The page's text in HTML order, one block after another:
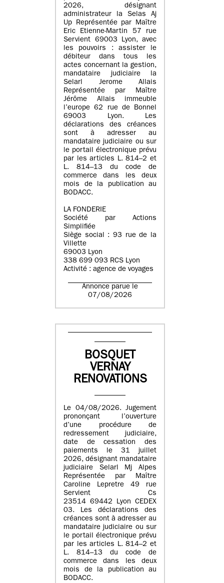
2026, désignant
administrateur la Selas Aj
Up Représentée par Maître
Eric Etienne-Martin 57 rue
Servient 69003 Lyon, avec
les pouvoirs : assister le
débiteur dans tous les
actes concernant la gestion,
mandataire judiciaire la
Selarl Jerome Allais
Représentée par Maître
Jérôme Allais immeuble
l’europe 62 rue de Bonnel
69003 Lyon. Les
déclarations des créances
sont à adresser au
mandataire judiciaire ou sur
le portail électronique prévu
par les articles L. 814–2 et
L. 814–13 du code de
commerce dans les deux
mois de la publication au
BODACC.
LA FONDERIE
Société par Actions
Simplifiée
Siège social : 93 rue de la
Villette
69003 Lyon
338 699 093 RCS Lyon
Activité : agence de voyages
Annonce parue le
07/08/2026
BOSQUET
VERNAY
RENOVATIONS
Le 04/08/2026. Jugement
prononçant l’ouverture
d’une procédure de
redressement judiciaire,
date de cessation des
paiements le 31 juillet
2026, désignant mandataire
judiciaire Selarl Mj Alpes
Représentée par Maître
Caroline Lepretre 49 rue
Servient Cs
23514 69442 Lyon CEDEX
03. Les déclarations des
créances sont à adresser au
mandataire judiciaire ou sur
le portail électronique prévu
par les articles L. 814–2 et
L. 814–13 du code de
commerce dans les deux
mois de la publication au
BODACC.